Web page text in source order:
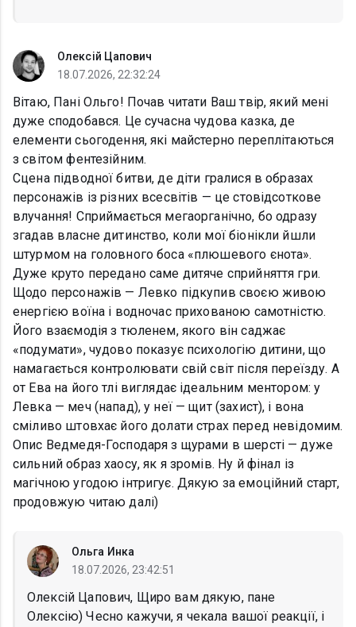
Олексій Цапович
18.07.2026, 22:32:24
Вітаю, Пані Ольго! Почав читати Ваш твір, який мені
дуже сподобався. Це сучасна чудова казка, де
елементи сьогодення, які майстерно переплітаються
з світом фентезійним.
Сцена підводної битви, де діти гралися в образах
персонажів із різних всесвітів — це стовідсоткове
влучання! Сприймається мегаорганічно, бо одразу
згадав власне дитинство, коли мої біонікли йшли
штурмом на головного боса «плюшевого єнота».
Дуже круто передано саме дитяче сприйняття гри.
Щодо персонажів — Левко підкупив своєю живою
енергією воїна і водночас прихованою самотністю.
Його взаємодія з тюленем, якого він саджає
«подумати», чудово показує психологію дитини, що
намагається контролювати свій світ після переїзду. А
от Ева на його тлі виглядає ідеальним ментором: у
Левка — меч (напад), у неї — щит (захист), і вона
сміливо штовхає його долати страх перед невідомим.
Опис Ведмедя-Господаря з щурами в шерсті — дуже
сильний образ хаосу, як я зромів. Ну й фінал із
магічною угодою інтригує. Дякую за емоційний старт,
продовжую читаю далі)
Ольга Инка
18.07.2026, 23:42:51
Олексій Цапович, Щиро вам дякую, пане
Олексію) Чесно кажучи, я чекала вашої реакції, і